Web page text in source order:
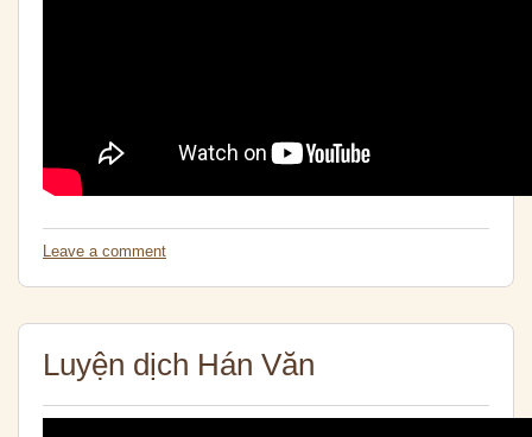
Leave a comment
Luyện dịch Hán Văn